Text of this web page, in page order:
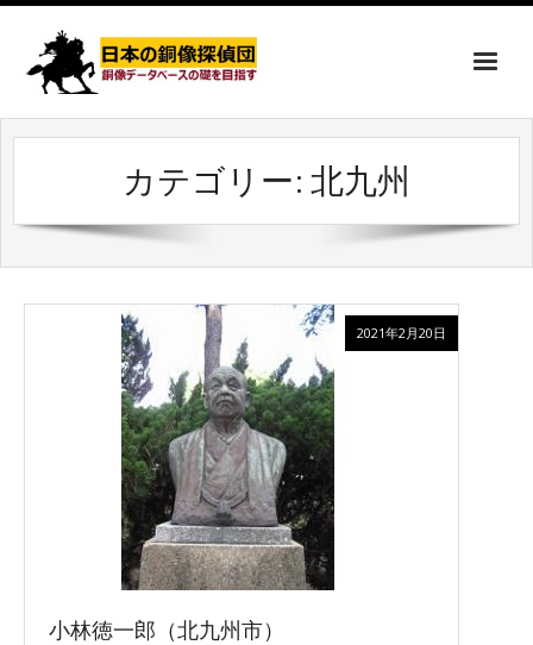
カテゴリー: 北九州
小林徳一郎（北九州市）
2021年2月20日